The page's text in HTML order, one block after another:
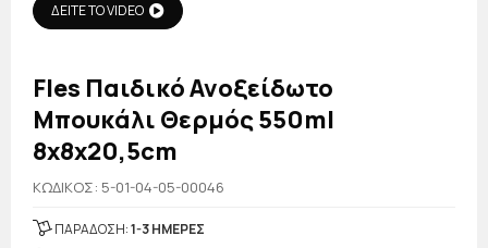
ΔΕΙΤΕ ΤΟ VIDEO
Fles Παιδικό Ανοξείδωτο
Μπουκάλι Θερμός 550ml
8x8x20,5cm
KΩΔΙΚΟΣ: 5-01-04-05-00046
ΠΑΡΑΔΟΣΗ:1-3 ΗΜΕΡΕΣ